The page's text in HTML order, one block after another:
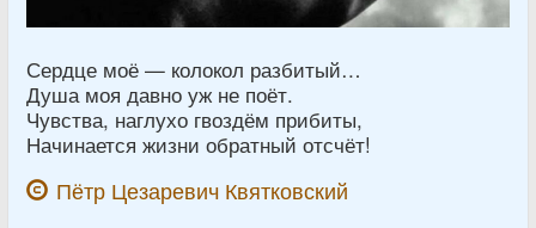
Сердце моё — колокол разбитый…
Душа моя давно уж не поёт.
Чувства, наглухо гвоздём прибиты,
Начинается жизни обратный отсчёт!
Пётр Цезаревич Квятковский